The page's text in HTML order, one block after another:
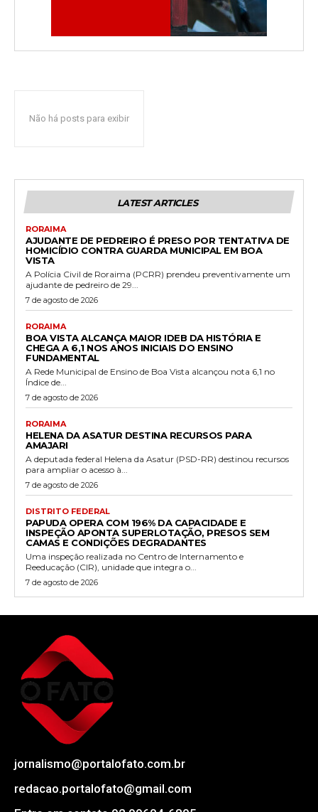
Não há posts para exibir
LATEST ARTICLES
RORAIMA
AJUDANTE DE PEDREIRO É PRESO POR TENTATIVA DE
HOMICÍDIO CONTRA GUARDA MUNICIPAL EM BOA
VISTA
A Polícia Civil de Roraima (PCRR) prendeu preventivamente um
ajudante de pedreiro de 29...
7 de agosto de 2026
RORAIMA
BOA VISTA ALCANÇA MAIOR IDEB DA HISTÓRIA E
CHEGA A 6,1 NOS ANOS INICIAIS DO ENSINO
FUNDAMENTAL
A Rede Municipal de Ensino de Boa Vista alcançou nota 6,1 no
Índice de...
7 de agosto de 2026
RORAIMA
HELENA DA ASATUR DESTINA RECURSOS PARA
AMAJARI
A deputada federal Helena da Asatur (PSD-RR) destinou recursos
para ampliar o acesso à...
7 de agosto de 2026
DISTRITO FEDERAL
PAPUDA OPERA COM 196% DA CAPACIDADE E
INSPEÇÃO APONTA SUPERLOTAÇÃO, PRESOS SEM
CAMAS E CONDIÇÕES DEGRADANTES
Uma inspeção realizada no Centro de Internamento e
Reeducação (CIR), unidade que integra o...
7 de agosto de 2026
jornalismo@portalofato.com.br
redacao.portalofato@gmail.com